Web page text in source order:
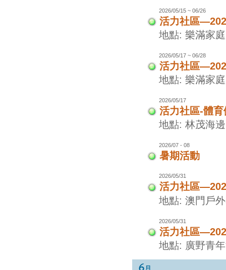
2026/05/15 ~ 06/26
活力社區
地點: 樂滿家
2026/05/17 ~ 06/28
活力社區
地點: 樂滿家
2026/05/17
活力社區-體
地點: 林茂海
2026/07 - 08
暑期活動
2026/05/31
活力社區
地點: 澳門戶
2026/05/31
活力社區
地點: 廣野青